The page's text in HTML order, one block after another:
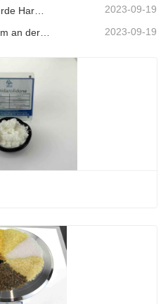
2023-09-19
2023-09-19